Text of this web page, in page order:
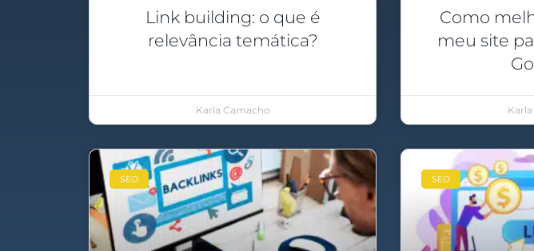
Link building: o que é
relevância temática?
Karla Camacho
Como
meu site
SEO SEO